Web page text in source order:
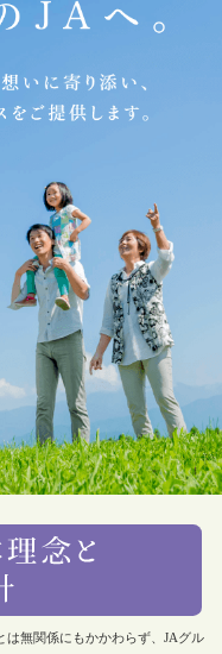
は無関係にもかかわらず、JAグル